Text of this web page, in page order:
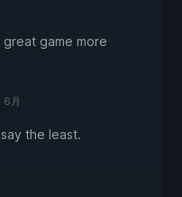
game more
6月
the least.